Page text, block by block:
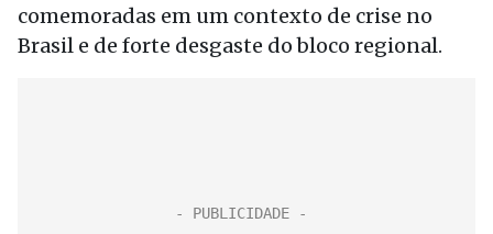
comemoradas em um contexto de crise no
Brasil e de forte desgaste do bloco regional.